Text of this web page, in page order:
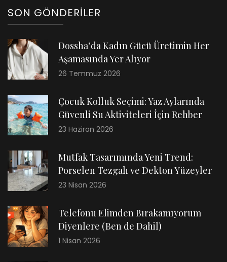
SON GÖNDERILER
Dossha’da Kadın Gücü Üretimin Her
Aşamasında Yer Alıyor
26 Temmuz 2026
Çocuk Kolluk Seçimi: Yaz Aylarında
Güvenli Su Aktiviteleri İçin Rehber
23 Haziran 2026
Mutfak Tasarımında Yeni Trend:
Porselen Tezgah ve Dekton Yüzeyler
23 Nisan 2026
Telefonu Elimden Bırakamıyorum
Diyenlere (Ben de Dahil)
1 Nisan 2026